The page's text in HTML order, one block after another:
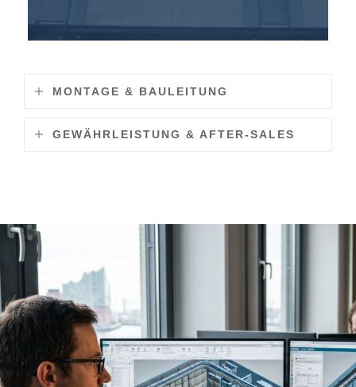
MONTAGE & BAULEITUNG
GEWÄHRLEISTUNG & AFTER-SALES